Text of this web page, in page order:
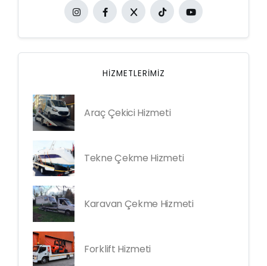
HIZMETLERIMIZ
Araç Çekici Hizmeti
Tekne Çekme Hizmeti
Karavan Çekme Hizmeti
Forklift Hizmeti